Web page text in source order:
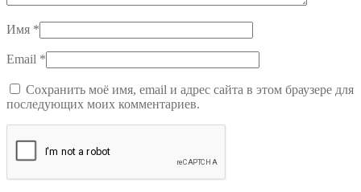
Имя *
Email *
Сохранить моё имя, email и адрес сайта в этом браузере для
последующих моих комментариев.